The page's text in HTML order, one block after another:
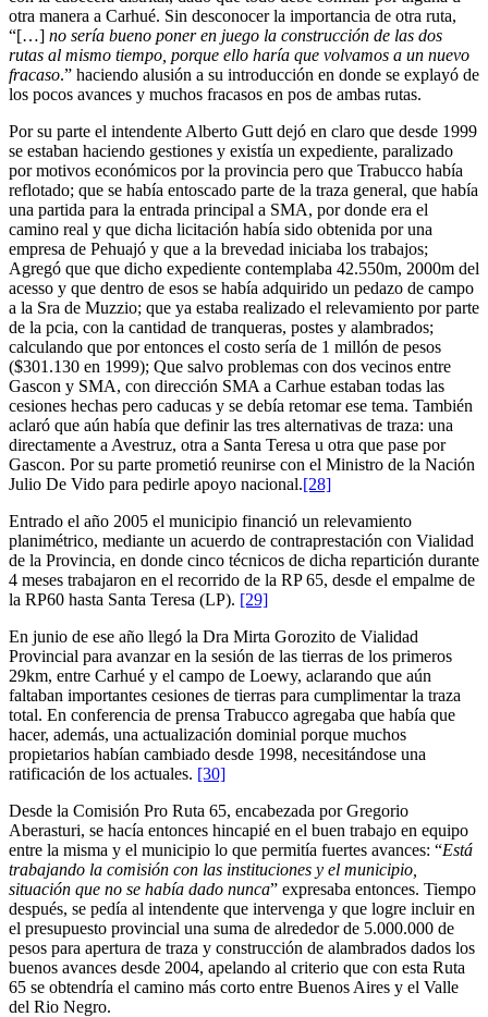
otra manera a Carhué. Sin desconocer la importancia de otra ruta,
“[…] no sería bueno poner en juego la construcción de las dos
rutas al mismo tiempo, porque ello haría que volvamos a un nuevo
fracaso.” haciendo alusión a su introducción en donde se explayó de
los pocos avances y muchos fracasos en pos de ambas rutas.
Por su parte el intendente Alberto Gutt dejó en claro que desde 1999
se estaban haciendo gestiones y existía un expediente, paralizado
por motivos económicos por la provincia pero que Trabucco había
reflotado; que se había entoscado parte de la traza general, que había
una partida para la entrada principal a SMA, por donde era el
camino real y que dicha licitación había sido obtenida por una
empresa de Pehuajó y que a la brevedad iniciaba los trabajos;
Agregó que que dicho expediente contemplaba 42.550m, 2000m del
acesso y que dentro de esos se había adquirido un pedazo de campo
a la Sra de Muzzio; que ya estaba realizado el relevamiento por parte
de la pcia, con la cantidad de tranqueras, postes y alambrados;
calculando que por entonces el costo sería de 1 millón de pesos
($301.130 en 1999); Que salvo problemas con dos vecinos entre
Gascon y SMA, con dirección SMA a Carhue estaban todas las
cesiones hechas pero caducas y se debía retomar ese tema. También
aclaró que aún había que definir las tres alternativas de traza: una
directamente a Avestruz, otra a Santa Teresa u otra que pase por
Gascon. Por su parte prometió reunirse con el Ministro de la Nación
Julio De Vido para pedirle apoyo nacional.[28]
Entrado el año 2005 el municipio financió un relevamiento
planimétrico, mediante un acuerdo de contraprestación con Vialidad
de la Provincia, en donde cinco técnicos de dicha repartición durante
4 meses trabajaron en el recorrido de la RP 65, desde el empalme de
la RP60 hasta Santa Teresa (LP). [29]
En junio de ese año llegó la Dra Mirta Gorozito de Vialidad
Provincial para avanzar en la sesión de las tierras de los primeros
29km, entre Carhué y el campo de Loewy, aclarando que aún
faltaban importantes cesiones de tierras para cumplimentar la traza
total. En conferencia de prensa Trabucco agregaba que había que
hacer, además, una actualización dominial porque muchos
propietarios habían cambiado desde 1998, necesitándose una
ratificación de los actuales. [30]
Desde la Comisión Pro Ruta 65, encabezada por Gregorio
Aberasturi, se hacía entonces hincapié en el buen trabajo en equipo
entre la misma y el municipio lo que permitía fuertes avances: “Está
trabajando la comisión con las instituciones y el municipio,
situación que no se había dado nunca” expresaba entonces. Tiempo
después, se pedía al intendente que intervenga y que logre incluir en
el presupuesto provincial una suma de alrededor de 5.000.000 de
pesos para apertura de traza y construcción de alambrados dados los
buenos avances desde 2004, apelando al criterio que con esta Ruta
65 se obtendría el camino más corto entre Buenos Aires y el Valle
del Rio Negro.